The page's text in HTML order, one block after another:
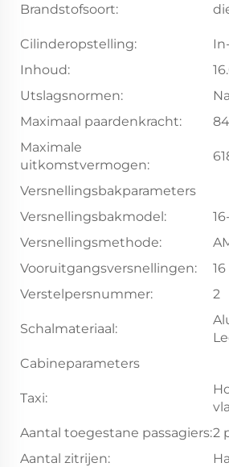
Brandstofsoort:
Cilinderopstelling:
Inhoud:
Utslagsnormen:
Maximaal paardenkracht:
Maximale
uitkomstvermogen:
Versnellingsbakparameters
Versnellingsbakmodel:
Versnellingsmethode:
Vooruitgangsversnellingen:
Verstelpersnummer:
2
Schalmateriaal:
Cabineparameters
Taxi:
Aantal toegestane passagiers:2
Aantal zitrijen: